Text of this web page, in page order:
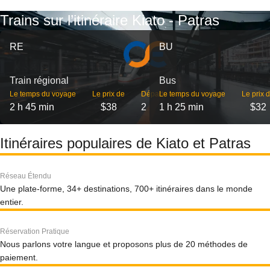
Trains sur l’itinéraire Kiato - Patras
RE
Train régional
Le temps du voyage
2 h 45 min
Le prix de
$38
Départs
2
BU
Bus
Le temps du voyage
1 h 25 min
Le prix
$32
Itinéraires populaires de Kiato et Patras
Réseau Étendu
Une plate-forme, 34+ destinations, 700+ itinéraires dans le monde
entier.
Réservation Pratique
Nous parlons votre langue et proposons plus de 20 méthodes de
paiement.